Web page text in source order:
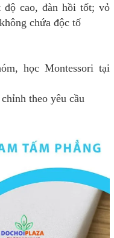
cao, đàn hồi tốt; vỏ
chứa độc tố
học Montessori tại
theo yêu cầu